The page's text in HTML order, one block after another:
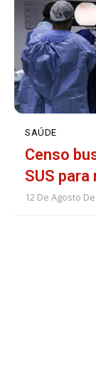
SAÚDE
Censo
SUS
12 De Agosto